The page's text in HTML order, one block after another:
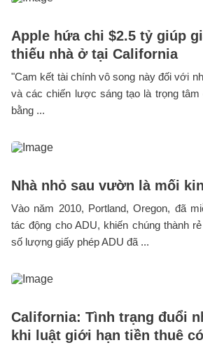
Apple hứa chi $2.5 tỷ giúp
thiếu nhà ở tại California
"Cam kết tài chính vô song này đối với
và các chiến lược sáng tạo là trọng tâm
bằng ...
Nhà nhỏ sau vườn là mối
Vào năm 2010, Portland, Oregon, đã
tác động cho ADU, khiến chúng thành
số lượng giấy phép ADU đã ...
California: Tình trạng đuổi
khi luật giới hạn tiền thuê